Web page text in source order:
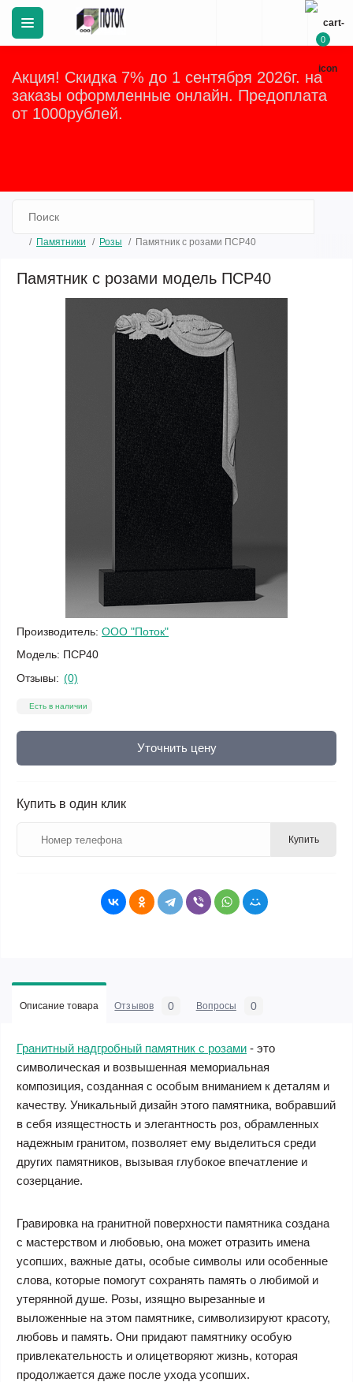
Акция! Скидка 7% до 1 сентября 2026г. на
заказы оформленные онлайн. Предоплата
от 1000рублей.
0
Памятники Розы Памятник с розами ПСР40
Памятник с розами модель ПСР40
Производитель: ООО "Поток"
Модель: ПСР40
Отзывы: (0)
Есть в наличии
Уточнить цену
Купить в один клик
Купить
Описание товара Отзывов 0 Вопросы 0
Гранитный надгробный памятник с розами - это
символическая и возвышенная мемориальная
композиция, созданная с особым вниманием к деталям и
качеству. Уникальный дизайн этого памятника, вобравший
в себя изящестность и элегантность роз, обрамленных
надежным гранитом, позволяет ему выделиться среди
других памятников, вызывая глубокое впечатление и
созерцание.
Гравировка на гранитной поверхности памятника создана
с мастерством и любовью, она может отразить имена
усопших, важные даты, особые символы или особенные
слова, которые помогут сохранять память о любимой и
утерянной душе. Розы, изящно вырезанные и
выложенные на этом памятнике, символизируют красоту,
любовь и память. Они придают памятнику особую
привлекательность и олицетворяют жизнь, которая
продолжается даже после ухода усопших.